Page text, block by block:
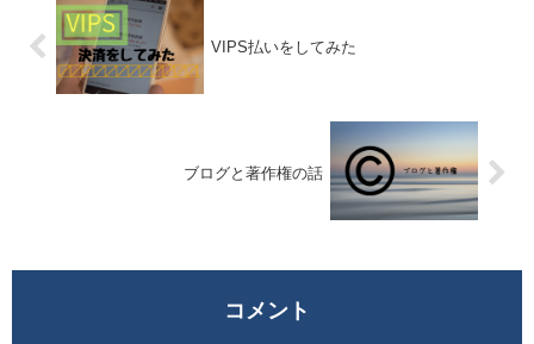
VIPS払いをしてみた
ブログと著作権の話
コメント